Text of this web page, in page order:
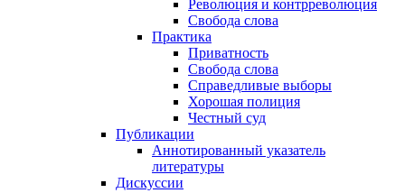
Революция и контрреволюция
Свобода слова
Практика
Приватность
Свобода слова
Справедливые выборы
Хорошая полиция
Честный суд
Публикации
Аннотированный указатель
литературы
Дискуссии